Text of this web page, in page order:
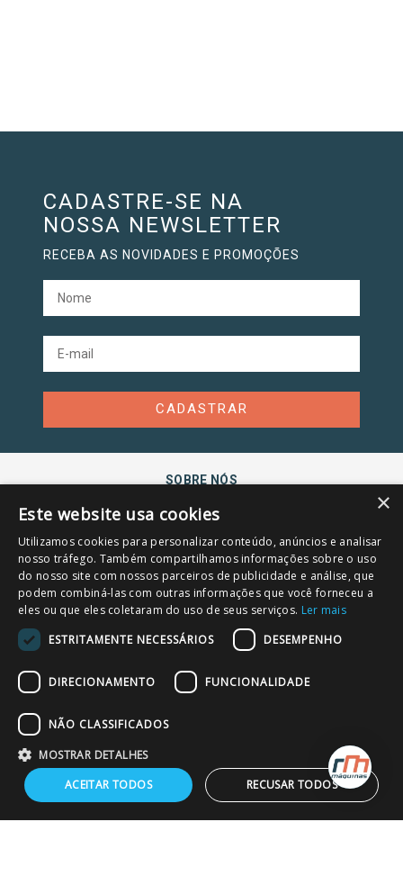
CADASTRE-SE NA
NOSSA NEWSLETTER
RECEBA AS NOVIDADES E PROMOÇÕES
CADASTRAR
SOBRE NÓS
Sobre a empresa
Segurança e privacidade
Política e privacidade
AJUDA E SUPORTE
Trocas e devoluções
Blog
0800 604 3377
FORMAS DE PAGAMENTO
×
Este website usa cookies
Utilizamos cookies para personalizar conteúdo, anúncios e analisar
nosso tráfego. Também compartilhamos informações sobre o uso
do nosso site com nossos parceiros de publicidade e análise, que
podem combiná-las com outras informações que você forneceu a
eles ou que eles coletaram do uso de seus serviços. Ler mais
ESTRITAMENTE NECESSÁRIOS
DESEMPENHO
DIRECIONAMENTO FUNCIONALIDADE
NÃO CLASSIFICADOS
MOSTRAR DETALHES
ACEITAR TODOS
RECUSAR TODOS